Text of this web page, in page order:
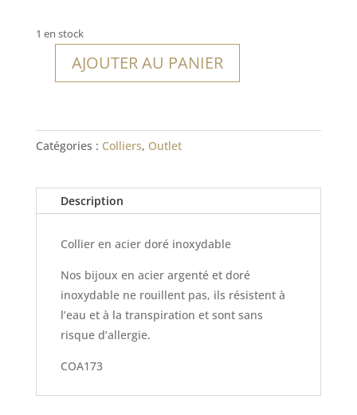
1 en stock
quantité
Aguadilla
AJOUTER AU PANIER
Catégories : Colliers, Outlet
Description
Collier en acier doré inoxydable
Nos bijoux en acier argenté et doré
inoxydable ne rouillent pas, ils résistent à
l’eau et à la transpiration et sont sans
risque d’allergie.
COA173